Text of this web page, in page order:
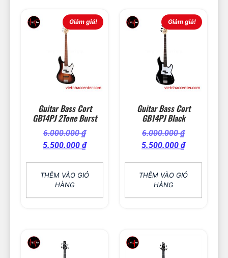
Giảm giá!
Guitar Bass Cort
GB14PJ 2Tone Burst
6.000.000₫
5.500.000 ₫
THÊM VÀO GIỎ
HÀNG
Giảm giá!
Guitar Bass Cort
GB14PJ Black
6.000.000₫
5.500.000 ₫
THÊM VÀO GIỎ
HÀNG